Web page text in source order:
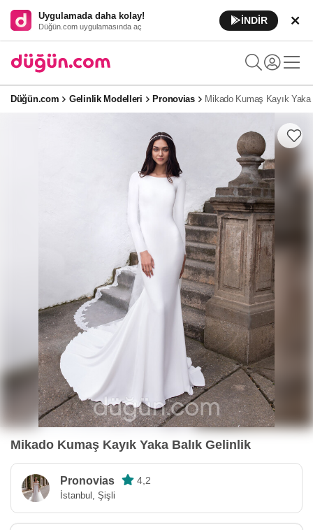
Uygulamada daha kolay!
Düğün.com uygulamasında aç
İNDİR
Düğün.com Gelinlik Modelleri Pronovias Mikado Kumaş Kayık
Mikado Kumaş Kayık Yaka Balık Gelinlik
Pronovias 4,2
İstanbul, Şişli